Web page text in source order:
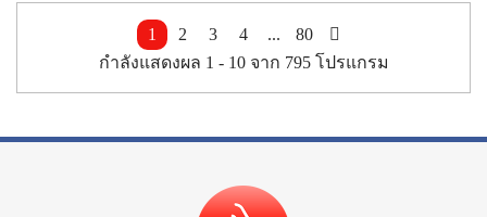
1 2 3 4 ...
80
กำลังแสดงผล 1 - 10จาก 795โปรแกรม